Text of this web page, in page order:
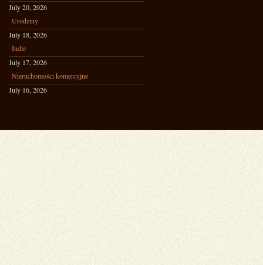
July 20, 2026
Urodziny
July 18, 2026
Indie
July 17, 2026
Nieruchomości komercyjne
July 16, 2026